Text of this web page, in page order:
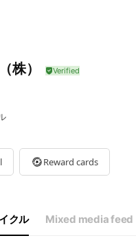
株）
Reward cards
クル Mixed media feed